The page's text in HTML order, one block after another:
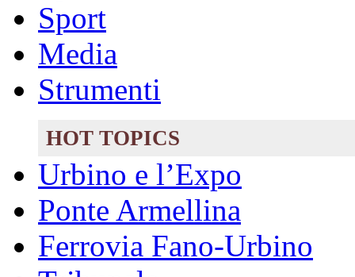
Sport
Media
Strumenti
HOT TOPICS
Urbino e l’Expo
Ponte Armellina
Ferrovia Fano-Urbino